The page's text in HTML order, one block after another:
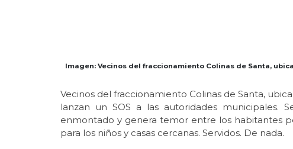
Imagen: Vecinos del fraccionamiento Colinas de Santa,
Vecinos del fraccionamiento Colinas de Santa,
lanzan un SOS a las autoridades municipales.
enmontado y genera temor entre los habitantes
para los niños y casas cercanas. Servidos. De nada.